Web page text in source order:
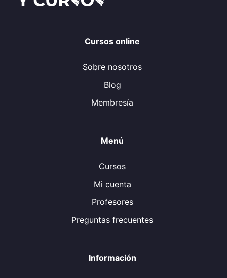
Cursos online
Sobre nosotros
Blog
Membresía
Menú
Cursos
Mi cuenta
Profesores
Preguntas frecuentes
Información